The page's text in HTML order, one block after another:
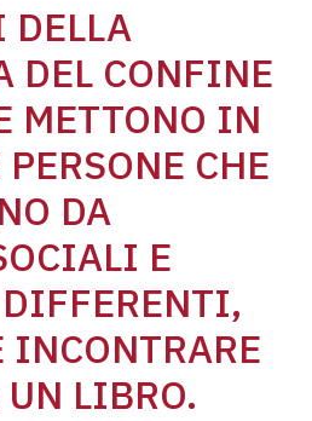
DELLA
DEL CONFINE
METTONO IN
CHE
DA
E
INCONTRARE
LIBRO.